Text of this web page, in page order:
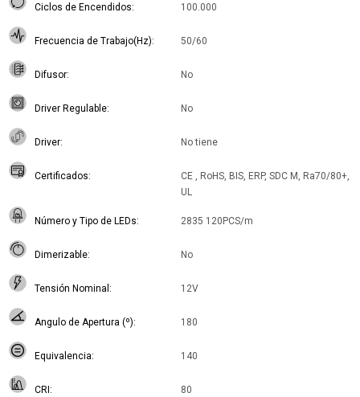
Ciclos de Encendidos 100.000
Frecuencia de Trabajo(Hz) 50/60
Difusor No
Driver Regulable No
Driver No tiene
Certificados
CE , RoHS, BIS, ERP, SDC M, Ra70/80+,
UL
Número y Tipo de LEDs 2835 120PCS/m
Dimerizable No
Tensión Nominal 12V
Angulo de Apertura (º) 180
Equivalencia 140
CRI 80